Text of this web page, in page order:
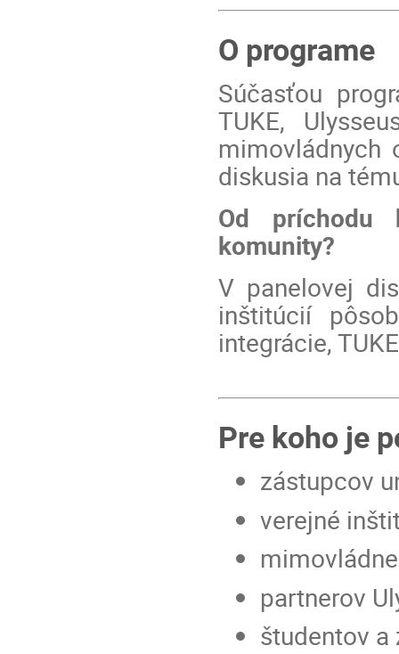
O programe
Súčasťou
TUKE,
mimovládnych
diskusia na
Od príchodu
komunity?
V panelovej
inštitúcií
integrácie,
Pre koho je
zástupcov
verejné
partnerov
študentov